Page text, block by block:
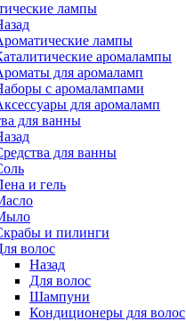
лампы
лампы
аромалампы
для аромаламп
с аромалампами
для аромаламп
для ванны
для ванны
и гель
и пилинги
волос
Назад
Для волос
Шампуни
Кондиционеры для волос